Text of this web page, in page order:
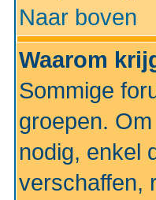
Naar boven
Waarom
Sommige
groepen.
nodig, enkel
verschaffen,